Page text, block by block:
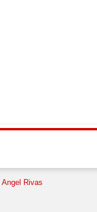
Angel Rivas